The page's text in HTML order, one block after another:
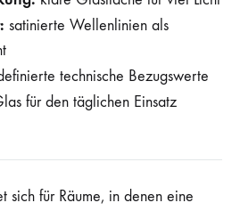
satinierte Wellenlinien als
technische Bezugswerte
für den täglichen Einsatz
sich für Räume, in denen eine